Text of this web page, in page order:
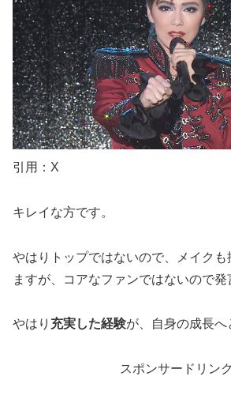
引用：X
キレイな方です。
やはりトップではないので、メイクも
ますが、コアなファンではないので発
やはり 充実した経験が、自身の成長へ
スポンサードリンク